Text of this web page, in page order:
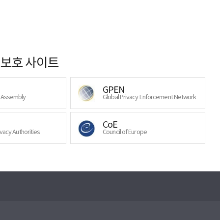
호 사이트
GPEN
Global Privacy Enforcement Network
Authorities
CoE
Council of Europe